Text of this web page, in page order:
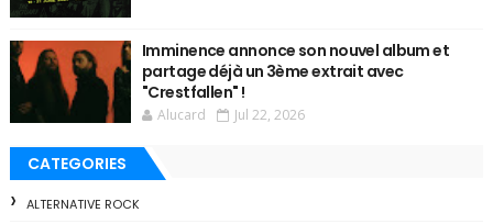
Imminence annonce son nouvel album et
partage déjà un 3ème extrait avec
"Crestfallen" !
Alucard Jul 22, 2026
CATEGORIES
ALTERNATIVE ROCK